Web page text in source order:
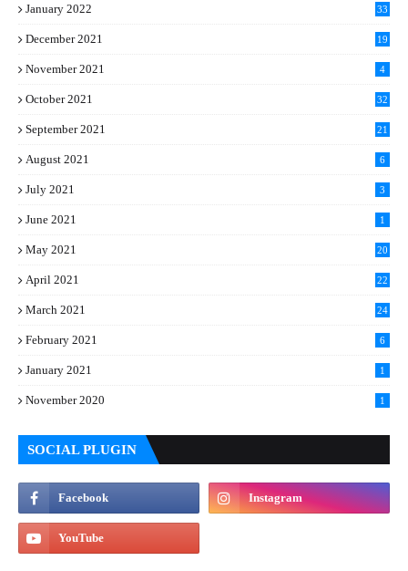
January 2022 33
December 2021 19
November 2021 4
October 2021 32
September 2021 21
August 2021 6
July 2021 3
June 2021 1
May 2021 20
April 2021 22
March 2021 24
February 2021 6
January 2021 1
November 2020 1
SOCIAL PLUGIN